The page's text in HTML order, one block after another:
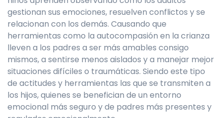
gestionan sus emociones, resuelven conflictos y se
relacionan con los demás. Causando que
herramientas como la autocompasión en la crianza
lleven a los padres a ser más amables consigo
mismos, a sentirse menos aislados y a manejar mejor
situaciones difíciles o traumáticas. Siendo este tipo
de actitudes y herramientas las que se transmiten a
los hijos, quienes se benefician de un entorno
emocional más seguro y de padres más presentes y